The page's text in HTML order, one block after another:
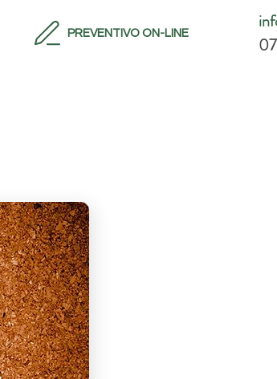
PREVENTIVO ON-LINE